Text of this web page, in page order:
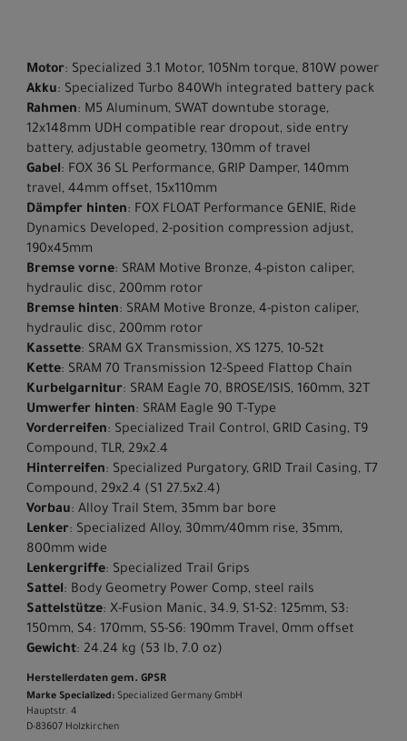
Motor: Specialized 3.1 Motor, 105Nm torque, 810W power
Akku: Specialized Turbo 840Wh integrated battery pack
Rahmen: M5 Aluminum, SWAT downtube storage,
12x148mm UDH compatible rear dropout, side entry
battery, adjustable geometry, 130mm of travel
Gabel: FOX 36 SL Performance, GRIP Damper, 140mm
travel, 44mm offset, 15x110mm
Dämpfer hinten: FOX FLOAT Performance GENIE, Ride
Dynamics Developed, 2-position compression adjust,
190x45mm
Bremse vorne: SRAM Motive Bronze, 4-piston caliper,
hydraulic disc, 200mm rotor
Bremse hinten: SRAM Motive Bronze, 4-piston caliper,
hydraulic disc, 200mm rotor
Kassette: SRAM GX Transmission, XS 1275, 10-52t
Kette: SRAM 70 Transmission 12-Speed Flattop Chain
Kurbelgarnitur: SRAM Eagle 70, BROSE/ISIS, 160mm, 32T
Umwerfer hinten: SRAM Eagle 90 T-Type
Vorderreifen: Specialized Trail Control, GRID Casing, T9
Compound, TLR, 29x2.4
Hinterreifen: Specialized Purgatory, GRID Trail Casing, T7
Compound, 29x2.4 (S1 27.5x2.4)
Vorbau: Alloy Trail Stem, 35mm bar bore
Lenker: Specialized Alloy, 30mm/40mm rise, 35mm,
800mm wide
Lenkergriffe: Specialized Trail Grips
Sattel: Body Geometry Power Comp, steel rails
Sattelstütze: X-Fusion Manic, 34.9, S1-S2: 125mm, S3:
150mm, S4: 170mm, S5-S6: 190mm Travel, 0mm offset
Gewicht: 24.24 kg (53 lb, 7.0 oz)
Herstellerdaten gem. GPSR
Marke Specialized: Specialized Germany GmbH
Hauptstr. 4
D-83607 Holzkirchen